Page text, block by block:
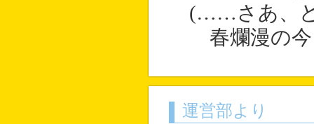
(……さあ、
春爛漫の今
運営部より